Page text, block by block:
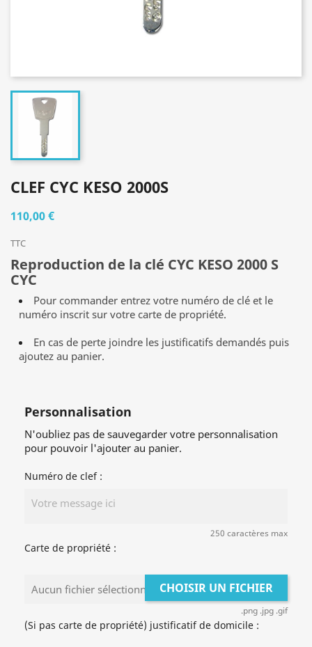
CLEF CYC KESO 2000S
110,00 €
TTC
Reproduction de la clé CYC KESO 2000 S
CYC
Pour commander entrez votre numéro de clé et le
numéro inscrit sur votre carte de propriété.
En cas de perte joindre les justificatifs demandés puis
ajoutez au panier.
Personnalisation
N'oubliez pas de sauvegarder votre personnalisation
pour pouvoir l'ajouter au panier.
Numéro de clef :
250 caractères max
Carte de propriété :
Aucun fichier sélectionné CHOISIR UN FICHIER
.png .jpg .gif
(Si pas carte de propriété) justificatif de domicile :